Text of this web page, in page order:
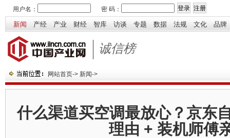
用户名： 密 码：
新闻 产经 产业 财经 智库 访谈 专题 数据 法规 文化 品牌
诚信榜
网站首页-> 新闻->
什么渠道买空调最放心？京东
理由 + 装机师傅